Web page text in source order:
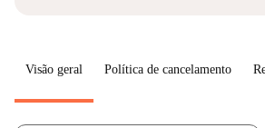
Visão geral Política de cancelamento